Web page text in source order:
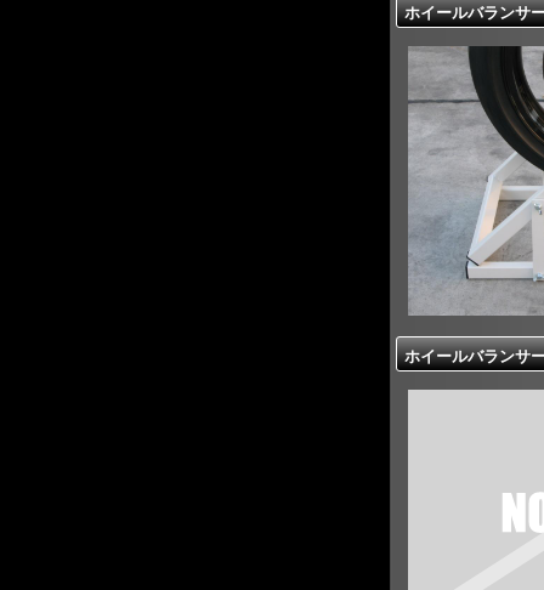
ホイールバランサ
ホイールバランサ